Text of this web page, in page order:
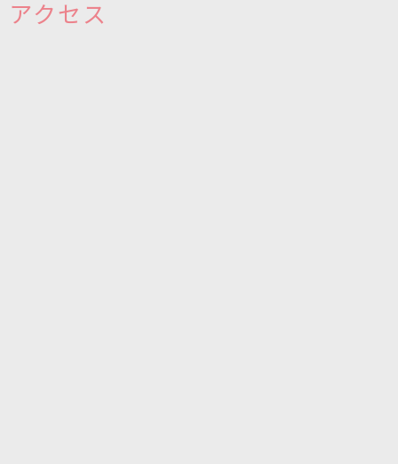
アクセス